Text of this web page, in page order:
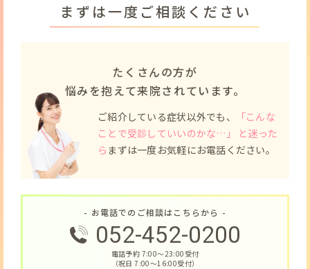
まずは一度ご相談ください
たくさんの方が
悩みを抱えて来院されています。
ご紹介している症状以外でも、
「こんな
ことで受診していいのかな…」 と迷った
ら まずは一度お気軽にお電話ください。
- お電話でのご相談はこちらから -
052-452-0200
電話予約 7:00〜23:00受付
（祝日 7:00〜16:00受付）